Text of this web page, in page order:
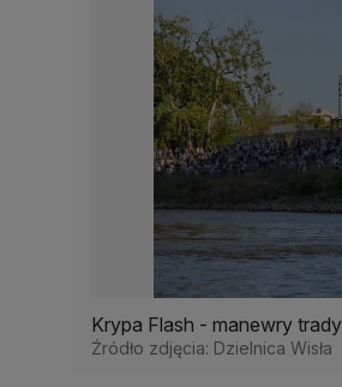
Krypa Flash - manewry
Źródło zdjęcia: Dzielnica Wisła